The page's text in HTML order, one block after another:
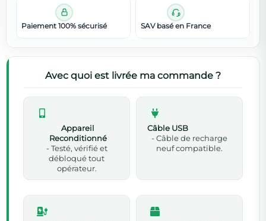
Paiement 100% sécurisé SAV basé en France
Avec quoi est livrée ma commande ?
Appareil
Reconditionné
- Testé, vérifié et
débloqué tout
opérateur.
Câble USB
- Câble de recharge
neuf compatible.